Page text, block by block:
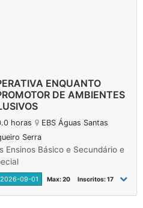
ENQUANTO
DE AMBIENTES
horas
EBS Águas Santas
Serra
Ensinos Básico e Secundário e
09-01 Max: 20 Inscritos: 17